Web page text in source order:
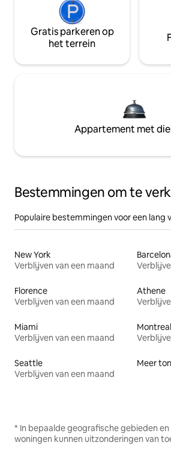
Gratis parkeren op
het terrein
Appartement met
Bestemmingen om te
Populaire bestemmingen voor een lang
New York
Verblijven van een maand
Florence
Verblijven van een maand
Athene
Miami
Verblijven van een maand
Montreal
Seattle
Verblijven van een maand
Meer
* In bepaalde geografische gebieden
woningen kunnen uitzonderingen van